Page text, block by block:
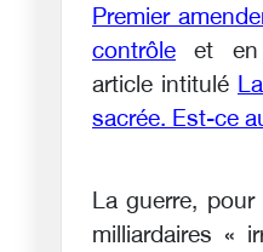
Premier
contrôle et en
article intitulé
sacrée. Est-ce
La guerre, pour
milliardaires «